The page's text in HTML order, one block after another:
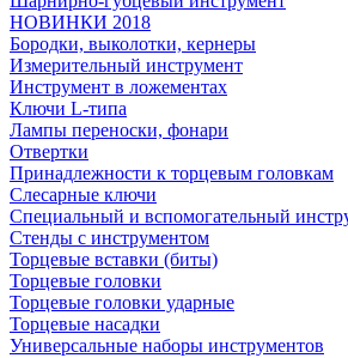
НОВИНКИ 2018
Бородки, выколотки, кернеры
Измерительный инструмент
Инструмент в ложементах
Ключи L-типа
Лампы переноски, фонари
Отвертки
Принадлежности к торцевым головкам
Слесарные ключи
Специальный и вспомогательный
Стенды с инструментом
Торцевые вставки (биты)
Торцевые головки
Торцевые головки ударные
Торцевые насадки
Универсальные наборы инструментов